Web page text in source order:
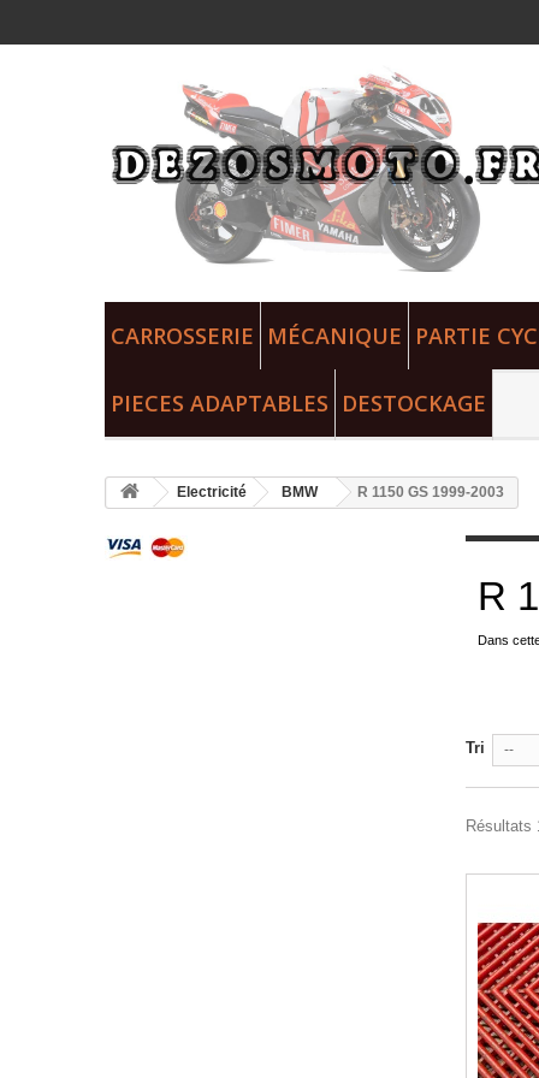
CARROSSERIE MÉCANIQUE PARTIE
PIECES ADAPTABLES DESTOCKAGE
Electricité BMW R 1150 GS 1999-2003
R
Dans
Tri --
Résultats